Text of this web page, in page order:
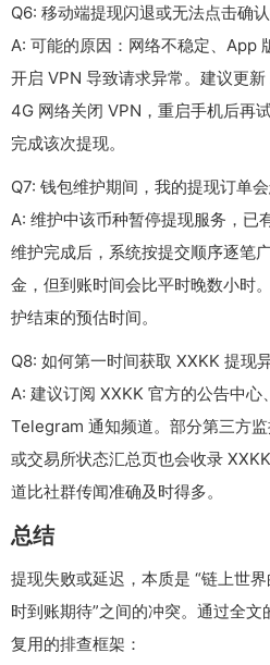
Q6: 移动端提现闪退或无法点击确
A: 可能的原因：网络不稳定、App
开启 VPN 导致请求异常。建议更
4G 网络关闭 VPN，重启手机后再
完成该次提现。
Q7: 钱包维护期间，我的提现订单会
A: 维护中该币种暂停提现服务，已
维护完成后，系统按提交顺序逐笔
金，但到账时间会比平时晚数小时
护结束的预估时间。
Q8: 如何第一时间获取 XXKK 提现
A: 建议订阅 XXKK 官方的公告中
Telegram 通知频道。部分第三方
或交易所状态汇总页也会收录
道比社群传闻准确及时得多。
总结
提现失败或延迟，本质是 “链上世
时到账期待”之间的冲突。通过全
复用的排查框架：